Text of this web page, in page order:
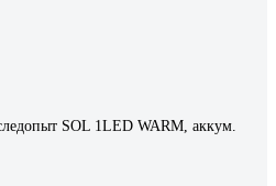
SOL 1LED WARM, аккум.